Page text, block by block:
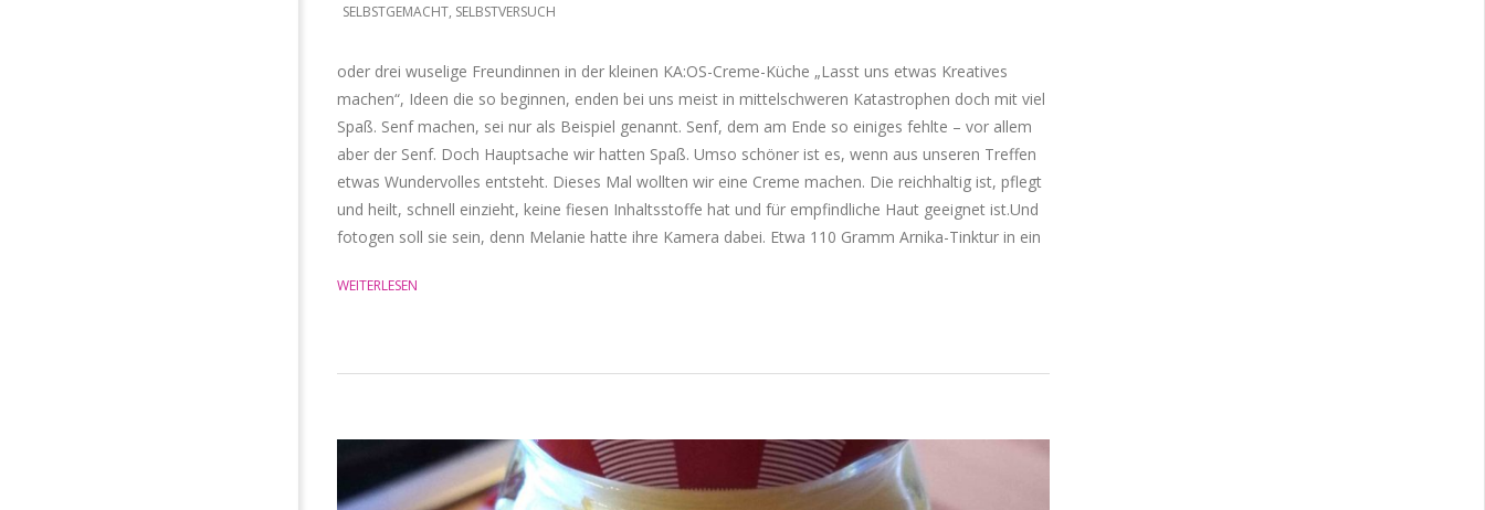
25
SELBSTGEMACHT, SELBSTVERSUCH
oder drei wuselige Freundinnen in der kleinen KA:OS-Creme-Küche „Lasst uns etwas Kreatives
machen“, Ideen die so beginnen, enden bei uns meist in mittelschweren Katastrophen doch mit viel
Spaß. Senf machen, sei nur als Beispiel genannt. Senf, dem am Ende so einiges fehlte – vor allem
aber der Senf. Doch Hauptsache wir hatten Spaß. Umso schöner ist es, wenn aus unseren Treffen
etwas Wundervolles entsteht. Dieses Mal wollten wir eine Creme machen. Die reichhaltig ist, pflegt
und heilt, schnell einzieht, keine fiesen Inhaltsstoffe hat und für empfindliche Haut geeignet ist.Und
fotogen soll sie sein, denn Melanie hatte ihre Kamera dabei. Etwa 110 Gramm Arnika-Tinktur in ein
WEITERLESEN